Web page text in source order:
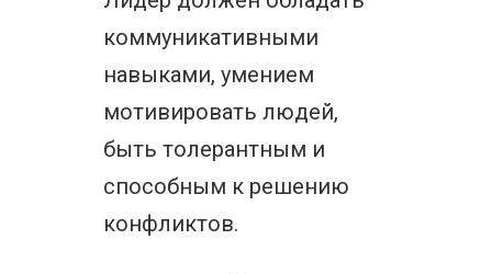
коммуникативными
навыками, умением
мотивировать людей,
быть толерантным и
способным к решению
конфликтов.